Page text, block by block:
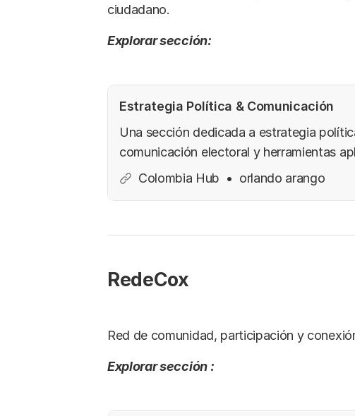
ciudadano.
Explorar sección:
Estrategia Política & Comunicación
Una sección dedicada a estrategia
comunicación electoral y herramientas
a campañas, liderazgo y participación
Colombia Hub orlando arango
RedeCox
Red de comunidad, participación y
Explorar sección :